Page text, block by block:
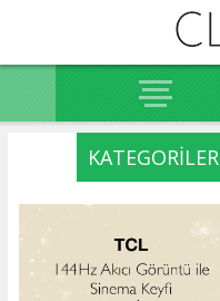
KATEGORILER